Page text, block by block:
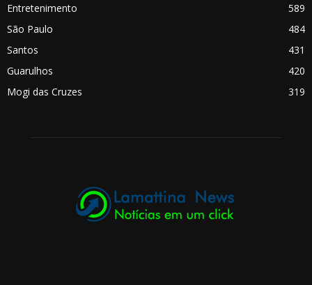
Entretenimento
589
São Paulo
484
Santos
431
Guarulhos
420
Mogi das Cruzes
319